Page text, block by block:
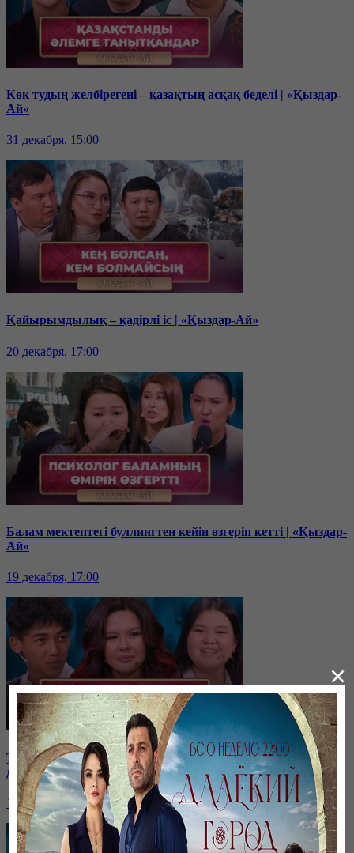
Көк тудың желбірегені – қазақтың асқақ беделі | «Қыздар-
Ай»
31 декабря, 15:00
Қайырымдылық – қадірлі іс | «Қыздар-Ай»
20 декабря, 17:00
Балам мектептегі буллингтен кейін өзгеріп кетті | «Қыздар-
Ай»
19 декабря, 17:00
ТОЛЫҚ НҰСҚА! | Қазақстанның жетістікке жеткен
дарынды жастары | «Қыздар-Ай»
18 декабря, 17:00
×